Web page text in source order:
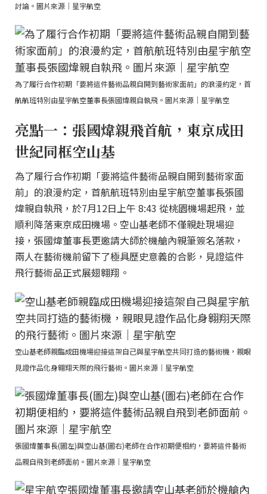
討論。圖片來源｜星宇航空
為了履行合作初期「要將這件藝術品親自開到藝術家面前」的浪漫約定，首
航航班特別由星宇航空董事長張國煒親自執飛。圖片來源｜星宇航空
亮點一：張國煒親飛首航，東京成田
世紀同框空山基
為了履行合作初期「要將這件藝術品親自開到藝術家面
前」的浪漫約定，首航航班特別由星宇航空董事長張國
煒親自執飛，於7月12日上午 8:43 從桃園機場起飛，並
順利降落東京成田機場。空山基老師不僅親赴現場迎
接，張國煒董事長更邀請大師於機艙內親筆簽名落款，
兩人在藝術機前留下了極具歷史意義的合影，見證這件
飛行藝術品正式展翅翱翔。
空山基老師親臨成田機場迎接這架自己與星宇航空共同打造的藝術機，親眼
見證作品化身翱翔天際的飛行藝術。圖片來源｜星宇航空
張國煒董事長(圖左)與空山基(圖右)老師在合作初期便相約，要將這件藝術
品親自飛到老師面前。圖片來源｜星宇航空